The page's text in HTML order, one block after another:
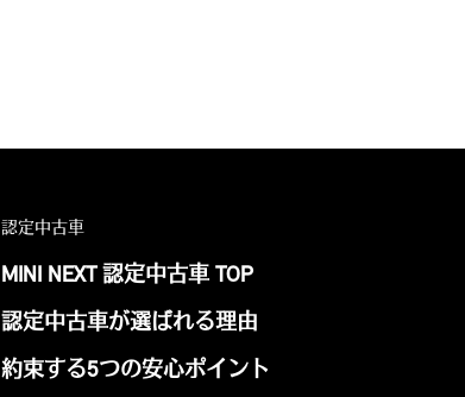
認定中古車
MINI NEXT 認定中古車 TOP
認定中古車が選ばれる理由
約束する5つの安心ポイント